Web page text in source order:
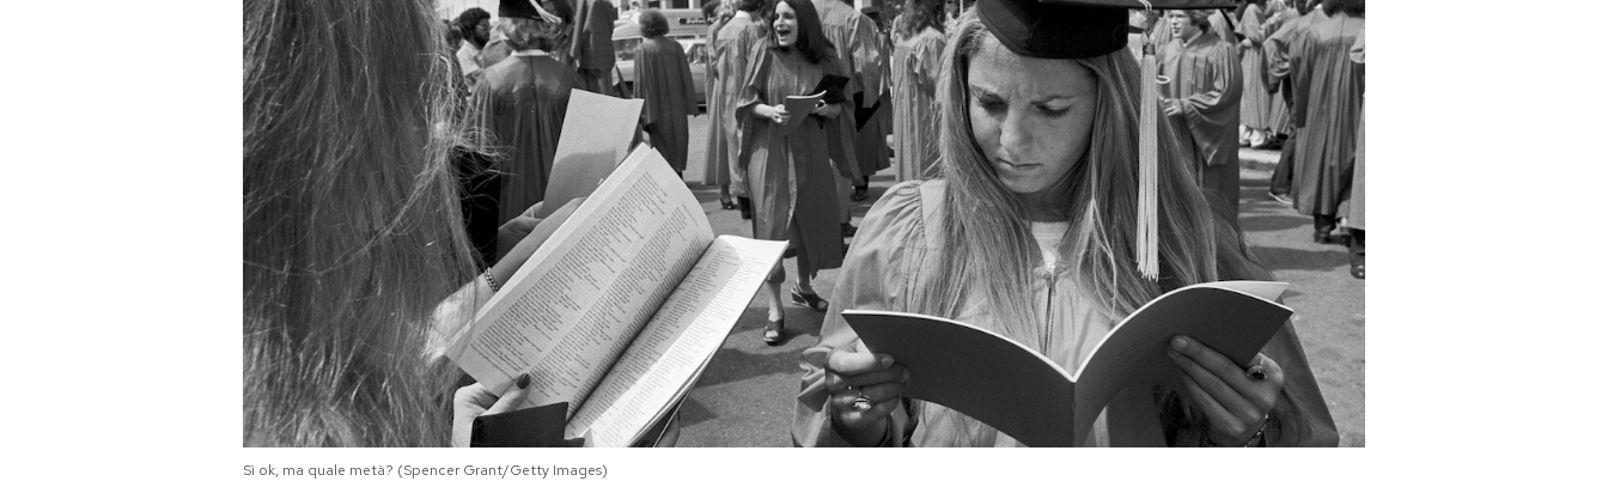
Sì ok, ma quale metà? (Spencer Grant/Getty Images)